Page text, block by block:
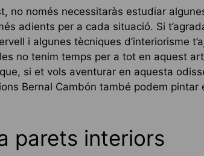
no només necessitaràs estudiar
adients per a cada situació. Si
i algunes tècniques d’interiorisme
no tenim temps per a tot en aquest
si et vols aventurar en aquesta
Bernal Cambón també podem
parets interiors